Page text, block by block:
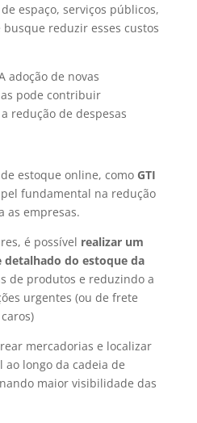
espaço, serviços públicos,
reduzir esses custos
adoção de novas
pode contribuir
redução de despesas
estoque online, como GTI
fundamental na redução
as empresas.
é possível realizar um
do estoque da
de produtos e reduzindo a
urgentes (ou de frete
mercadorias e localizar
longo da cadeia de
maior visibilidade das